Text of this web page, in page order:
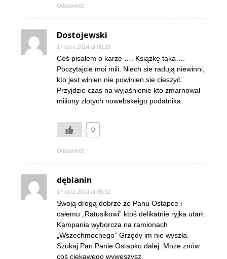
Odpowiedz
Dostojewski
17 lipca 2014 at 08:28
Coś pisałem o karze …. Książkę taka….
Poczytajcie moi mili. Niech sie radują niewinni,
kto jest winien nie powinien sie cieszyć.
Przyjdzie czas na wyjaśnienie kto zmarnował
miliony złotych nowebskeigo podatnika.
0
Odpowiedz
dębianin
17 lipca 2014 at 08:32
Swoją drogą dobrze że Panu Ostapce i
całemu „Ratusikowi” ktoś delikatnie ryjka utarł.
Kampania wyborcza na ramionach
„Wszechmocnego” Grzędy im nie wyszła.
Szukaj Pan Panie Ostapko dalej. Może znów
coś ciekawego wywęszysz.